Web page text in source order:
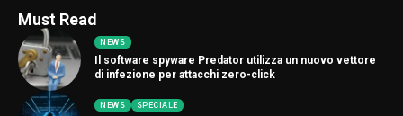
Must Read
NEWS
Il software spyware Predator utilizza un nuovo vettore
di infezione per attacchi zero-click
NEWS SPECIALE